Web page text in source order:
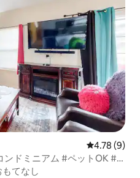
レビュー9
4.78 (9)
ンドミニアム #ペットOK #
もてなし